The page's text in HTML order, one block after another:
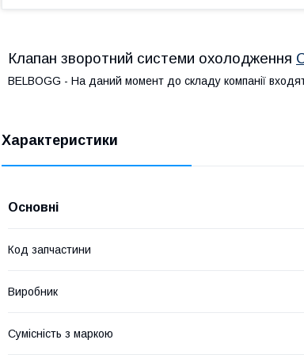
Клапан зворотний системи охолодження
BELBOGG - На даний момент до складу компанії
Характеристики
Основні
Код запчастини
Виробник
Сумісність з маркою